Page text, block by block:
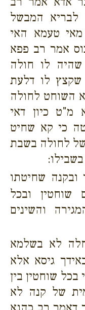
המבשל
טעמא האי
אמר רב פפא
לו חולה
שקצץ לו דלעת
השוחט לחולה
מ"ט כיון דאי
כי קא שחיט
לחולה בשבת
ובקנה שחיטתו
שוחטין ובכל
והשינים
לא בשלמא
גיסא אלא
שוחטין בין
של קנה לא